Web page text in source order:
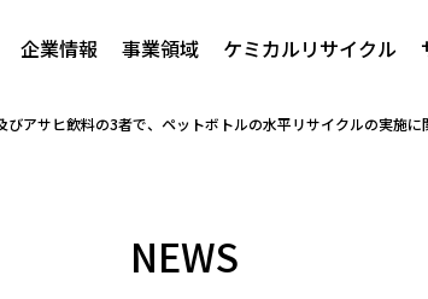
企業情報 事業領域 ケミカルリサイクル
アサヒ飲料の3者で、ペットボトルの水平リサイクルの実施に
NEWS